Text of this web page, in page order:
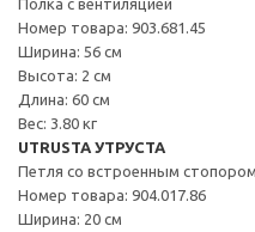
Номер товара: 903.681.45
Ширина: 56 см
Высота: 2 см
Длина: 60 см
Вес: 3.80 кг
UTRUSTA УТРУСТА
Петля со встроенным стопором
Номер товара: 904.017.86
Ширина: 20 см